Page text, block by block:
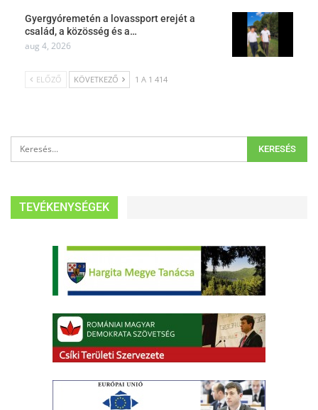
Gyergyóremetén a lovassport erejét a
család, a közösség és a…
aug 4, 2026
ELŐZŐ KÖVETKEZŐ 1 A 1 414
TEVÉKENYSÉGEK